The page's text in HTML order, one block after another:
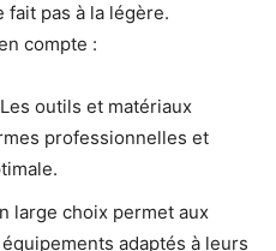
pas à la légère.
compte :
outils et matériaux
professionnelles et
large choix permet aux
adaptés à leurs